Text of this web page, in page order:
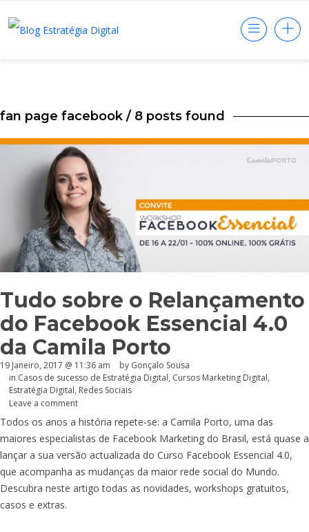
fan page facebook / 8 posts found
Tudo sobre o Relançamento
do Facebook Essencial 4.0
da Camila Porto
19 Janeiro, 2017 @ 11:36 am by Gonçalo Sousa
in Casos de sucesso de Estratégia Digital, Cursos Marketing Digital,
Estratégia Digital, Redes Sociais
Leave a comment
Todos os anos a história repete-se: a Camila Porto, uma das
maiores especialistas de Facebook Marketing do Brasil, está quase a
lançar a sua versão actualizada do Curso Facebook Essencial 4.0,
que acompanha as mudanças da maior rede social do Mundo.
Descubra neste artigo todas as novidades, workshops gratuitos,
casos e extras.